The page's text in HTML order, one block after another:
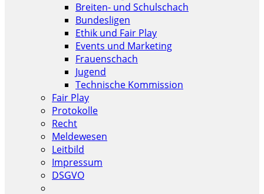
Breiten- und Schulschach
Bundesligen
Ethik und Fair Play
Events und Marketing
Frauenschach
Jugend
Technische Kommission
Fair Play
Protokolle
Recht
Meldewesen
Leitbild
Impressum
DSGVO